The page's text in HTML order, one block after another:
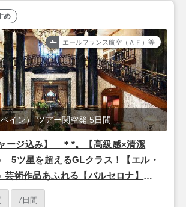
ャージ込み】 ＊*。【高級感×清潔
5ツ星を超えるGLクラス！【エル・
芸術作品あふれる【バルセロナ】で
間！。*＊ 【関空発/その日の内に
イン） ツアー関空発 5日間
エールフランス航空（ＡＦ）等
め
7日間